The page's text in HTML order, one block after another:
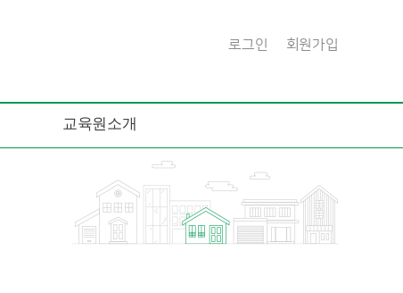
로그인 회원가입
교육원소개